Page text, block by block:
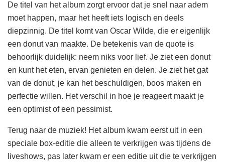
De titel van het album zorgt ervoor dat je snel naar adem
moet happen, maar het heeft iets logisch en deels
diepzinnig. De titel komt van Oscar Wilde, die er eigenlijk
een donut van maakte. De betekenis van de quote is
behoorlijk duidelijk: neem niks voor lief. Je ziet een donut
en kunt het eten, ervan genieten en delen. Je ziet het gat
van de donut, je kan het beschuldigen, boos maken en
perfectie willen. Het verschil in hoe je reageert maakt je
een optimist of een pessimist.
Terug naar de muziek! Het album kwam eerst uit in een
speciale box-editie die alleen te verkrijgen was tijdens de
liveshows, pas later kwam er een editie uit die te verkrijgen